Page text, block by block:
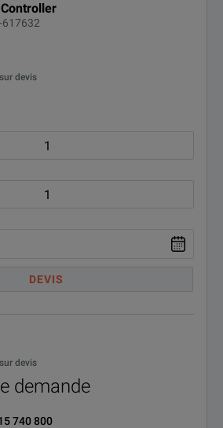
trouvée
617632
devis
DEVIS
devis
demande
740 800